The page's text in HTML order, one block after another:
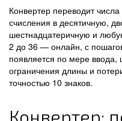
Конвертер переводит
счисления в десятичную,
шестнадцатеричную и
2 до 36 — онлайн, с
появляется по мере ввода,
ограничения длины и
точностью 10 знаков.
Конвертер: